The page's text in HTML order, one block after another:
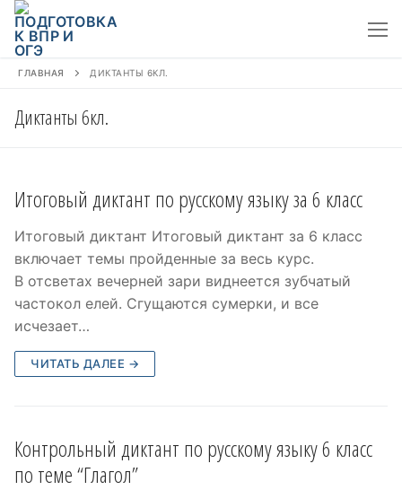
Перейти
содержимому
ГЛАВНАЯ ДИКТАНТЫ 6КЛ.
Диктанты 6кл.
Итоговый диктант по русскому языку за 6 класс
Итоговый диктант Итоговый диктант за 6 класс
включает темы пройденные за весь курс.
В отсветах вечерней зари виднеется зубчатый
частокол елей. Сгущаются сумерки, и все
исчезает…
ЧИТАТЬ ДАЛЕЕ →
Контрольный диктант по русскому языку 6 класс
по теме “Глагол”